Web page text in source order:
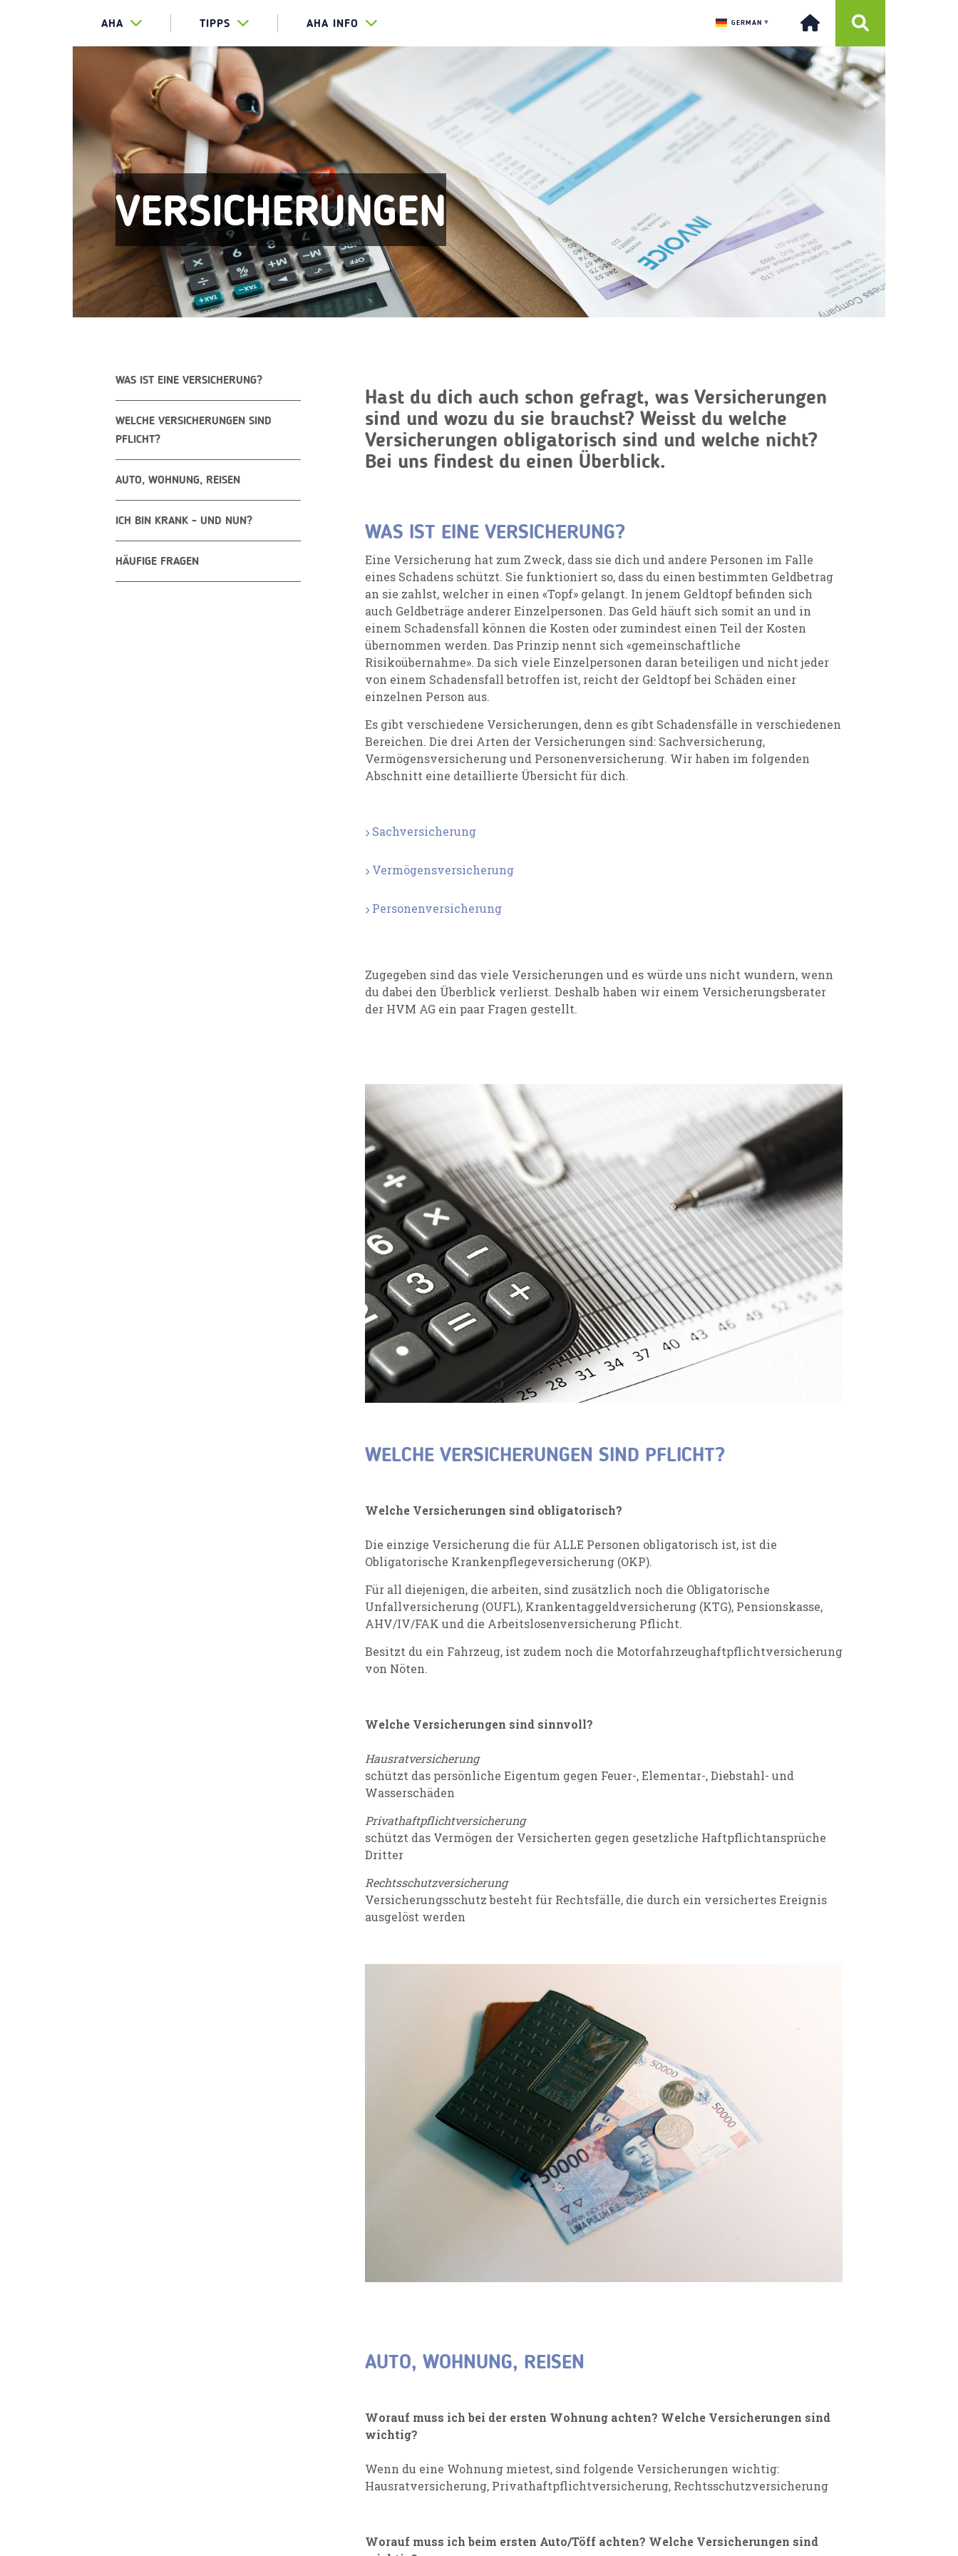
AHA TIPPS AHA INFO GERMAN ▼
VERSICHERUNGEN
WAS IST EINE VERSICHERUNG?
WELCHE VERSICHERUNGEN SIND
PFLICHT?
AUTO, WOHNUNG, REISEN
ICH BIN KRANK - UND NUN?
HÄUFIGE FRAGEN
Hast du dich auch schon gefragt, was Versicherungen
sind und wozu du sie brauchst? Weisst du welche
Versicherungen obligatorisch sind und welche nicht?
Bei uns findest du einen Überblick.
WAS IST EINE VERSICHERUNG?
Eine Versicherung hat zum Zweck, dass sie dich und andere Personen im Falle
eines Schadens schützt. Sie funktioniert so, dass du einen bestimmten Geldbetrag
an sie zahlst, welcher in einen «Topf» gelangt. In jenem Geldtopf befinden sich
auch Geldbeträge anderer Einzelpersonen. Das Geld häuft sich somit an und in
einem Schadensfall können die Kosten oder zumindest einen Teil der Kosten
übernommen werden. Das Prinzip nennt sich «gemeinschaftliche
Risikoübernahme». Da sich viele Einzelpersonen daran beteiligen und nicht jeder
von einem Schadensfall betroffen ist, reicht der Geldtopf bei Schäden einer
einzelnen Person aus.
Es gibt verschiedene Versicherungen, denn es gibt Schadensfälle in verschiedenen
Bereichen. Die drei Arten der Versicherungen sind: Sachversicherung,
Vermögensversicherung und Personenversicherung. Wir haben im folgenden
Abschnitt eine detaillierte Übersicht für dich.
Sachversicherung
Vermögensversicherung
Personenversicherung
Zugegeben sind das viele Versicherungen und es würde uns nicht wundern, wenn
du dabei den Überblick verlierst. Deshalb haben wir einem Versicherungsberater
der HVM AG ein paar Fragen gestellt.
WELCHE VERSICHERUNGEN SIND PFLICHT?
Welche Versicherungen sind obligatorisch?
Die einzige Versicherung die für ALLE Personen obligatorisch ist, ist die
Obligatorische Krankenpflegeversicherung (OKP).
Für all diejenigen, die arbeiten, sind zusätzlich noch die Obligatorische
Unfallversicherung (OUFL), Krankentaggeldversicherung (KTG), Pensionskasse,
AHV/IV/FAK und die Arbeitslosenversicherung Pflicht.
Besitzt du ein Fahrzeug, ist zudem noch die Motorfahrzeughaftpflichtversicherung
von Nöten.
Welche Versicherungen sind sinnvoll?
Hausratversicherung
schützt das persönliche Eigentum gegen Feuer-, Elementar-, Diebstahl- und
Wasserschäden
Privathaftpflichtversicherung
schützt das Vermögen der Versicherten gegen gesetzliche Haftpflichtansprüche
Dritter
Rechtsschutzversicherung
Versicherungsschutz besteht für Rechtsfälle, die durch ein versichertes Ereignis
ausgelöst werden
AUTO, WOHNUNG, REISEN
Worauf muss ich bei der ersten Wohnung achten? Welche Versicherungen sind
wichtig?
Wenn du eine Wohnung mietest, sind folgende Versicherungen wichtig:
Hausratversicherung, Privathaftpflichtversicherung, Rechtsschutzversicherung
Worauf muss ich beim ersten Auto/Töff achten? Welche Versicherungen sind